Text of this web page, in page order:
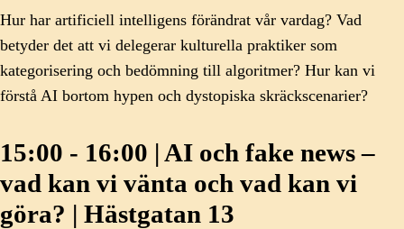
Hur har artificiell intelligens förändrat vår vardag? Vad
betyder det att vi delegerar kulturella praktiker som
kategorisering och bedömning till algoritmer? Hur kan vi
förstå AI bortom hypen och dystopiska skräckscenarier?
15:00 - 16:00 | AI och fake news –
vad kan vi vänta och vad kan vi
göra? | Hästgatan 13